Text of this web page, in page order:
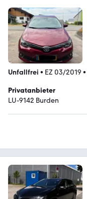
Unfallfrei • EZ 03/2019 •
Privatanbieter
LU-9142 Burden